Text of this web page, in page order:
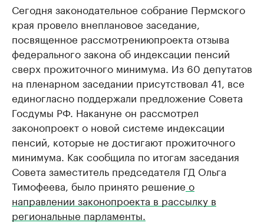
Сегодня законодательное собрание Пермского
края провело внеплановое заседание,
посвященное рассмотрениюпроекта отзыва
федерального закона об индексации пенсий
сверх прожиточного минимума. Из 60 депутатов
на пленарном заседании присутствовал 41, все
единогласно поддержали предложение Совета
Госдумы РФ. Накануне он рассмотрел
законопроект о новой системе индексации
пенсий, которые не достигают прожиточного
минимума. Как сообщила по итогам заседания
Совета заместитель председателя ГД Ольга
Тимофеева, было принято решение о
направлении законопроекта в рассылку в
региональные парламенты.